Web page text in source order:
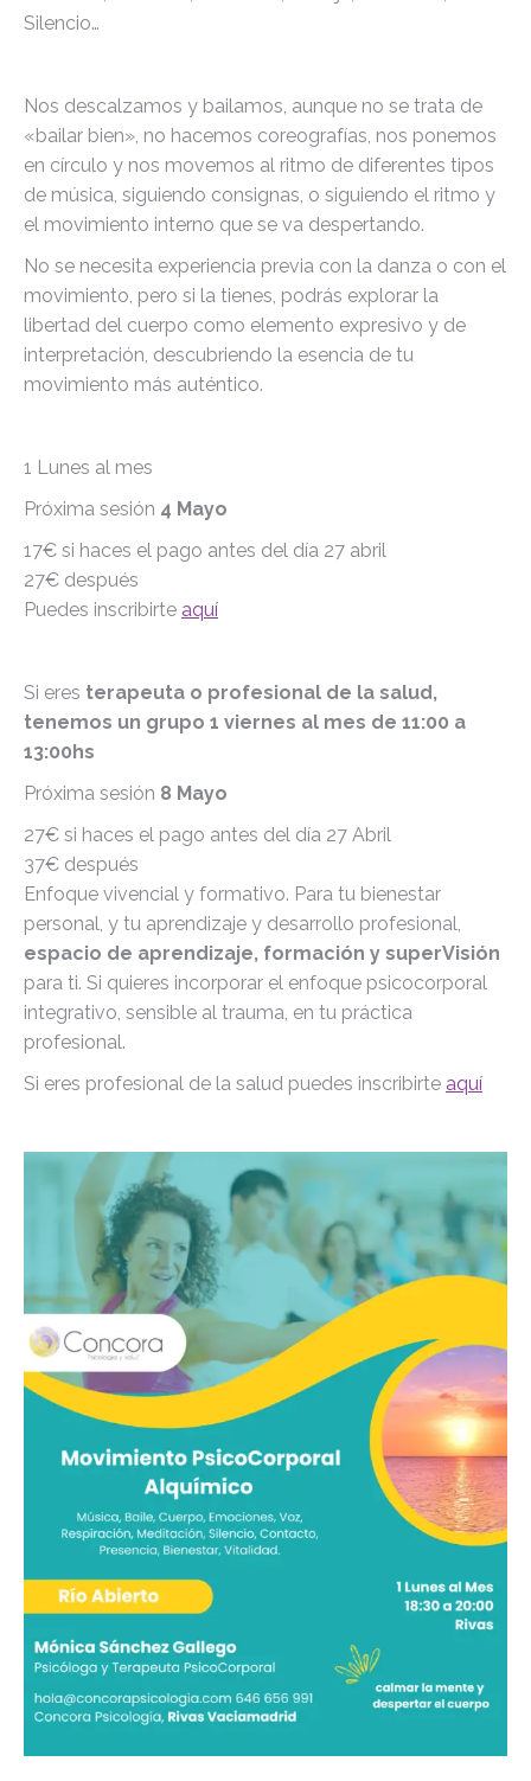
Silencio…
Nos descalzamos y bailamos, aunque no se trata de
«bailar bien», no hacemos coreografías, nos ponemos
en círculo y nos movemos al ritmo de diferentes tipos
de música, siguiendo consignas, o siguiendo el ritmo y
el movimiento interno que se va despertando.
No se necesita experiencia previa con la danza o con el
movimiento, pero si la tienes, podrás explorar la
libertad del cuerpo como elemento expresivo y de
interpretación, descubriendo la esencia de tu
movimiento más auténtico.
1 Lunes al mes
Próxima sesión 4 Mayo
17€ si haces el pago antes del día 27 abril
27€ después
Puedes inscribirte aquí
Si eres terapeuta o profesional de la salud,
tenemos un grupo 1 viernes al mes de 11:00 a
13:00hs
Próxima sesión 8 Mayo
27€ si haces el pago antes del día 27 Abril
37€ después
Enfoque vivencial y formativo. Para tu bienestar
personal, y tu aprendizaje y desarrollo profesional,
espacio de aprendizaje, formación y superVisión
para ti. Si quieres incorporar el enfoque psicocorporal
integrativo, sensible al trauma, en tu práctica
profesional.
Si eres profesional de la salud puedes inscribirte aquí